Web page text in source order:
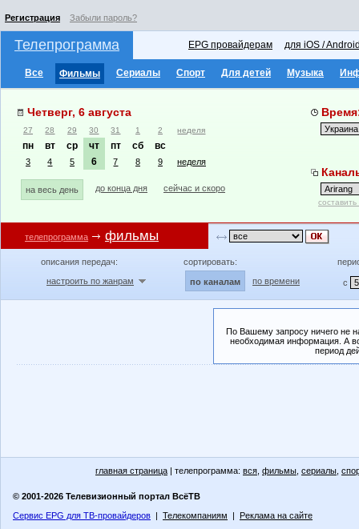
Регистрация Забыли пароль?
Телепрограмма EPG провайдерам для iOS /
Все Фильмы Сериалы Спорт Для детей Музыка
Четверг, 6 августа
27 28 29 30 31 1 2 неделя
пн вт ср чт пт сб вс
3 4 5 6 7 8 9 неделя
на весь день до конца дня сейчас и скоро
телепрограмма фильмы
описания передач:
настроить по жанрам
сортировать:
по каналам по времени с
По Вашему запросу ничего не
необходимая информация. А
период
главная страница | телепрограмма: вся фильмы сериалы
© 2001-2026 Телевизионный портал ВсёТВ
Сервис EPG для ТВ-провайдеров | Телекомпаниям | Реклама на сайте